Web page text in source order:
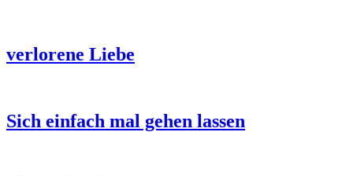
verlorene Liebe
Sich einfach mal gehen lassen